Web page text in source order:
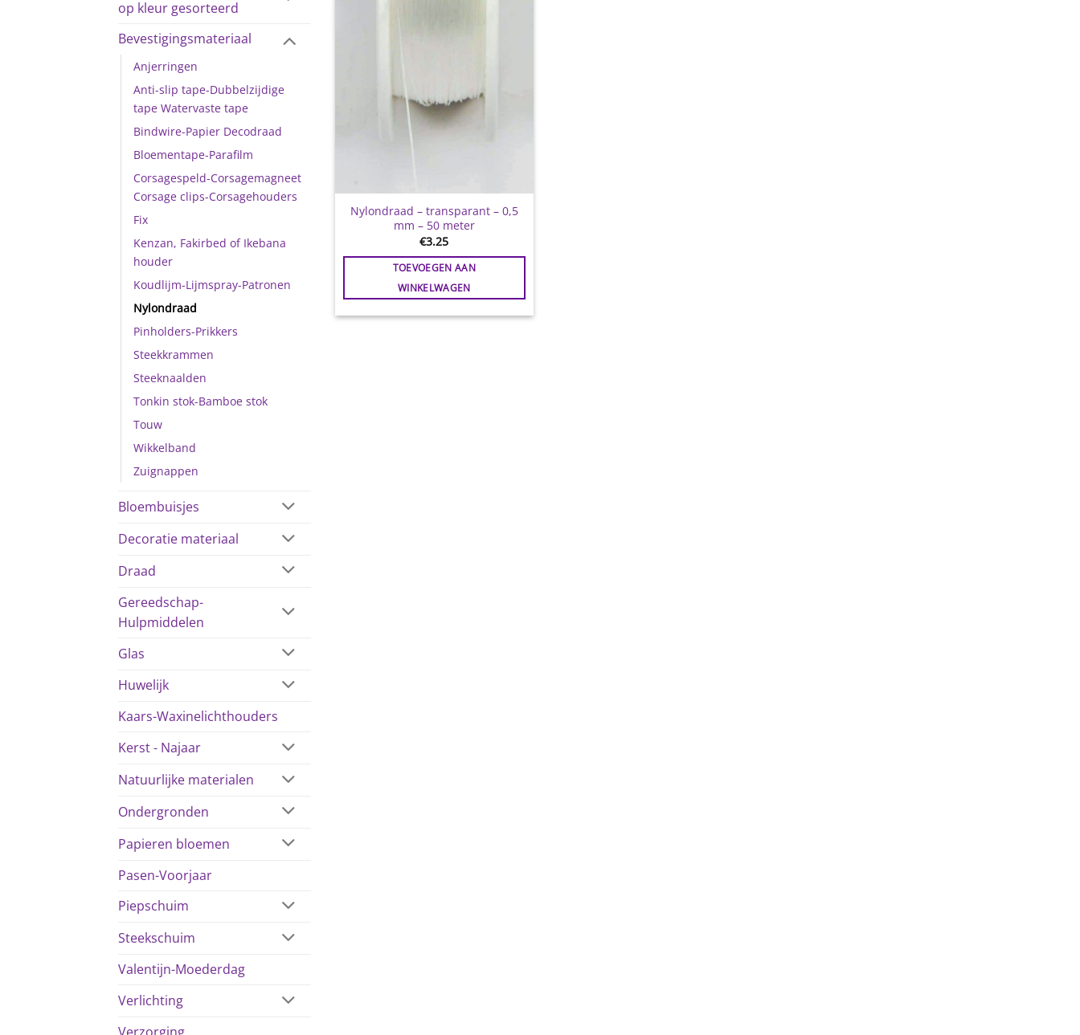
op kleur gesorteerd
Bevestigingsmateriaal
Anjerringen
Anti-slip tape-Dubbelzijdige
tape Watervaste tape
Bindwire-Papier Decodraad
Bloementape-Parafilm
Corsagespeld-Corsagemagneet
Corsage clips-Corsagehouders
Fix
Kenzan, Fakirbed of Ikebana
houder
Koudlijm-Lijmspray-Patronen
Nylondraad
Pinholders-Prikkers
Steekkrammen
Steeknaalden
Tonkin stok-Bamboe stok
Touw
Wikkelband
Zuignappen
Bloembuisjes
Decoratie materiaal
Draad
Gereedschap-
Hulpmiddelen
Glas
Huwelijk
Kaars-Waxinelichthouders
Kerst - Najaar
Natuurlijke materialen
Ondergronden
Papieren bloemen
Pasen-Voorjaar
Piepschuim
Steekschuim
Valentijn-Moederdag
Verlichting
Nylondraad – transparant – 0,5
mm – 50 meter
€3.25
TOEVOEGEN AAN
WINKELWAGEN